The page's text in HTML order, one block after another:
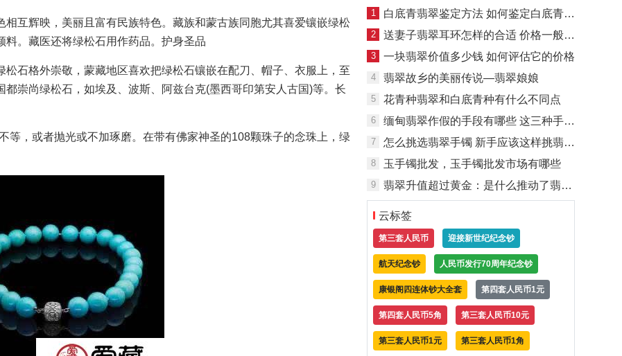
互辉映，美丽且富有民族特色。藏族和蒙古族同胞尤其喜爱镶嵌绿松
。藏医还将绿松石用作药品。护身圣品
格外崇敬，蒙藏地区喜欢把绿松石镶嵌在配刀、帽子、衣服上，至
崇尚绿松石，如埃及、波斯、阿兹台克(墨西哥印第安人古国)等。长
，或者抛光或不加琢磨。在带有佛家神圣的108颗珠子的念珠上，绿
1 白底青翡翠鉴定方法 如何鉴定白底青翡翠
2 送妻子翡翠耳环怎样的合适 价格一般是多少
3 一块翡翠价值多少钱 如何评估它的价格
4 翡翠故乡的美丽传说—翡翠娘娘
5 花青种翡翠和白底青种有什么不同点
6 缅甸翡翠作假的手段有哪些 这三种手段最常见
7 怎么挑选翡翠手镯 新手应该这样挑翡翠手镯
8 玉手镯批发，玉手镯批发市场有哪些
9 翡翠升值超过黄金：是什么推动了翡翠价格飙升
云标签
第三套人民币 迎接新世纪纪念钞
航天纪念钞 人民币发行70周年纪念钞
康银阁四连体钞大全套 第四套人民币1元
第四套人民币5角 第三套人民币10元
第三套人民币1元 第三套人民币1角